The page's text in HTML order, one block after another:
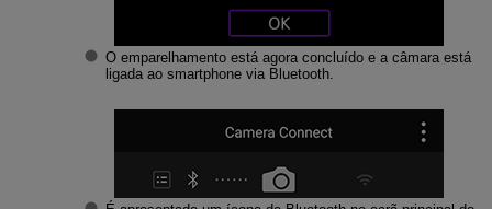
O emparelhamento está agora concluído e a câmara está
ligada ao smartphone via Bluetooth.